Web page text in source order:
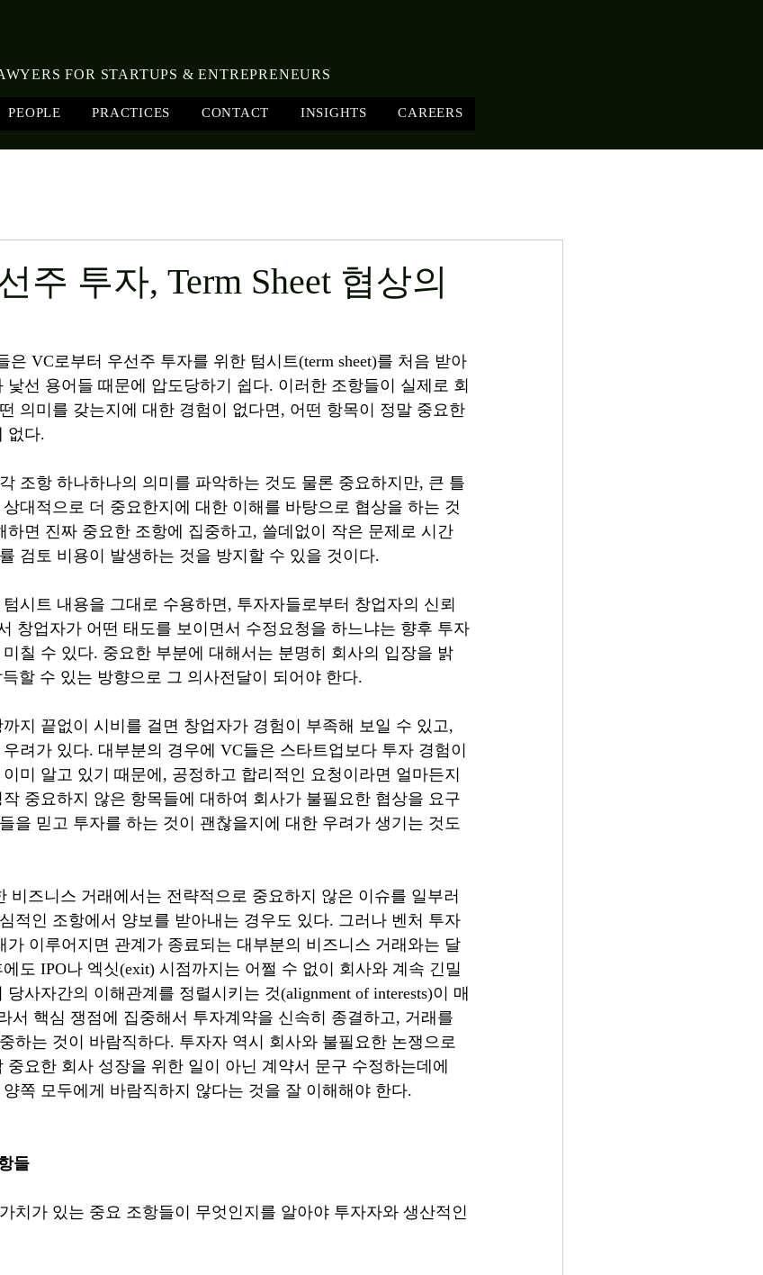
PEOPLE PRACTICES CONTACT INSIGHTS CAREERS
FOR STARTUPS & ENTREPRENEURS
주 투자, Term Sheet 협상의
은 VC로부터 우선주 투자를 위한 텀시트(term sheet)를 처음 받아
선 용어들 때문에 압도당하기 쉽다. 이러한 조항들이 실제로 회
의미를 갖는지에 대한 경험이 없다면, 어떤 항목이 정말 중요한
없다.
조항 하나하나의 의미를 파악하는 것도 물론 중요하지만, 큰 틀
대적으로 더 중요한지에 대한 이해를 바탕으로 협상을 하는 것
하면 진짜 중요한 조항에 집중하고, 쓸데없이 작은 문제로 시간
검토 비용이 발생하는 것을 방지할 수 있을 것이다.
시트 내용을 그대로 수용하면, 투자자들로부터 창업자의 신뢰
창업자가 어떤 태도를 보이면서 수정요청을 하느냐는 향후 투자
칠 수 있다. 중요한 부분에 대해서는 분명히 회사의 입장을 밝
할 수 있는 방향으로 그 의사전달이 되어야 한다.
지 끝없이 시비를 걸면 창업자가 경험이 부족해 보일 수 있고,
려가 있다. 대부분의 경우에 VC들은 스타트업보다 투자 경험이
미 알고 있기 때문에, 공정하고 합리적인 요청이라면 얼마든지
중요하지 않은 항목들에 대하여 회사가 불필요한 협상을 요구
을 믿고 투자를 하는 것이 괜찮을지에 대한 우려가 생기는 것도
비즈니스 거래에서는 전략적으로 중요하지 않은 이슈를 일부러
적인 조항에서 양보를 받아내는 경우도 있다. 그러나 벤처 투자
가 이루어지면 관계가 종료되는 대부분의 비즈니스 거래와는 달
도 IPO나 엑싯(exit) 시점까지는 어쩔 수 없이 회사와 계속 긴밀
사자간의 이해관계를 정렬시키는 것(alignment of interests)이 매
서 핵심 쟁점에 집중해서 투자계약을 신속히 종결하고, 거래를
하는 것이 바람직하다. 투자자 역시 회사와 불필요한 논쟁으로
중요한 회사 성장을 위한 일이 아닌 계약서 문구 수정하는데에
쪽 모두에게 바람직하지 않다는 것을 잘 이해해야 한다.
들
치가 있는 중요 조항들이 무엇인지를 알아야 투자자와 생산적인